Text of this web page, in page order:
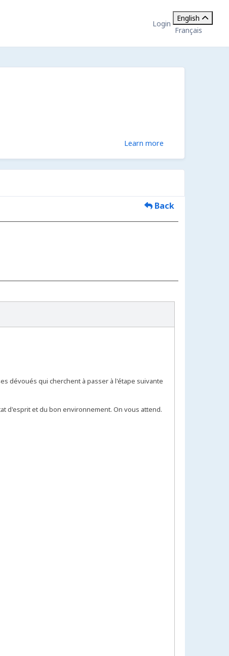
Login
English
Français
Learn more
Back
dévoués qui cherchent à passer à l'étape suivante
d'esprit et du bon environnement. On vous attend.